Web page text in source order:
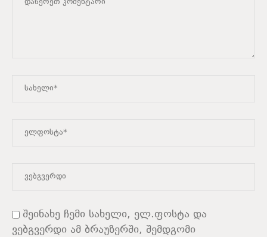
შეინახე ჩემი სახელი, ელ.ფოსტა და
ვებგვერდი ამ ბრაუზერში, შემდგომი